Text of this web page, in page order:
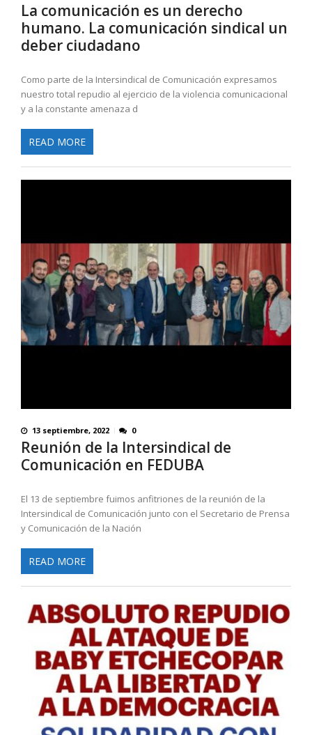
La comunicación es un derecho
humano. La comunicación sindical un
deber ciudadano
Como parte de la Intersindical de Comunicación expresamos
nuestro total repudio al ejercicio de la violencia comunicacional
y a la constante amenaza d
READ MORE
13 septiembre, 2022 0
Reunión de la Intersindical de
Comunicación en FEDUBA
El 13 de septiembre fuimos anfitriones de la reunión de la
Intersindical de Comunicación junto con el Secretario de Prensa
y Comunicación de la Nación
READ MORE